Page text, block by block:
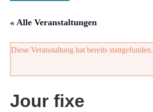
« Alle Veranstaltungen
Diese Veranstaltung hat bereits stattgefunden.
Jour fixe